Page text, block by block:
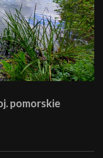
pomorskie